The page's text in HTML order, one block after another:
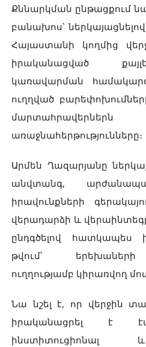
Քննարկման ընթացքում
բանախոս՝ ներկայացնելով
Հայաստանի կողմից
իրականացված
կառավարման
ուղղված
առաջնահերթությունները։
Արմեն Ղազարյանը
անվտանգ,
իրավունքների
վերադարձի և
ընդգծելով հատկապես
թվում՝
ուղղությամբ կիրառվող
Նա նշել է, որ վերջին
իրականացրել է
ինստիտուցիոնալ